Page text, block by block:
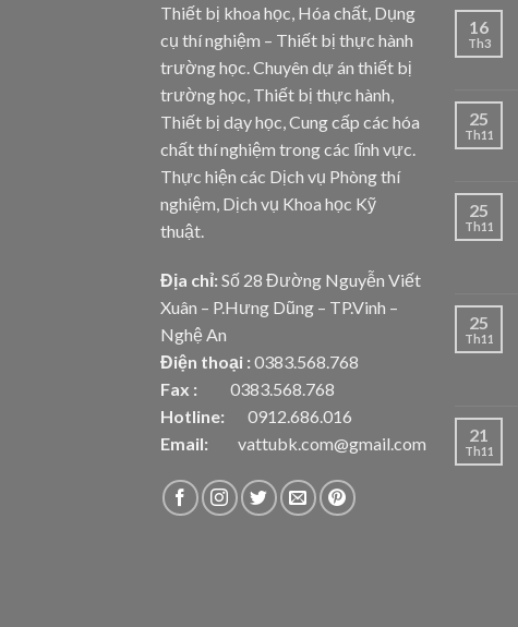
Thiết bị khoa học, Hóa chất, Dụng
cụ thí nghiệm – Thiết bị thực hành
trường học. Chuyên dự án thiết bị
trường học, Thiết bị thực hành,
Thiết bị dạy học, Cung cấp các hóa
chất thí nghiệm trong các lĩnh vực.
Thực hiện các Dịch vụ Phòng thí
nghiệm, Dịch vụ Khoa học Kỹ
thuật.
Địa chỉ: Số 28 Đường Nguyễn Viết
Xuân – P.Hưng Dũng – TP.Vinh –
Nghệ An
Điện thoại : 0383.568.768
Fax : 0383.568.768
Hotline: 0912.686.016
Email:
vattubk.com@gmail.com
16
Th3
25
Th11
25
Th11
25
Th11
21
Th11